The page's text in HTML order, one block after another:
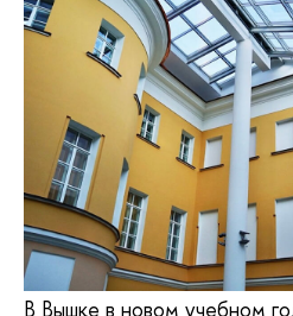
В Вышке в новом учебном